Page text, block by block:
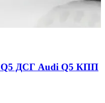
Q5 ДСГ Audi Q5 КПП